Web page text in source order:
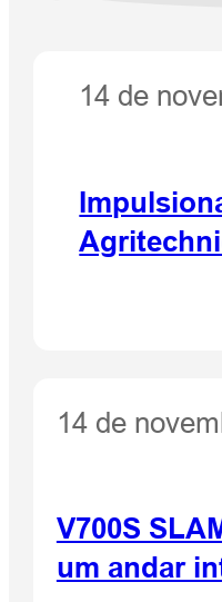
14 de
14 de
V700S
um andar